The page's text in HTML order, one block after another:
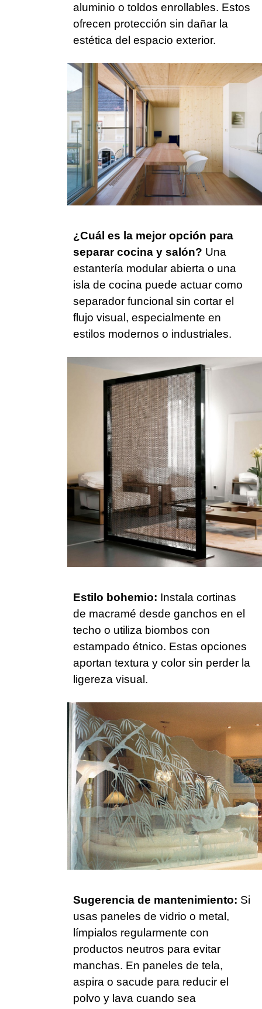
aluminio o toldos enrollables. Estos
ofrecen protección sin dañar la
estética del espacio exterior.
¿Cuál es la mejor opción para
separar cocina y salón? Una
estantería modular abierta o una
isla de cocina puede actuar como
separador funcional sin cortar el
flujo visual, especialmente en
estilos modernos o industriales.
Estilo bohemio: Instala cortinas
de macramé desde ganchos en el
techo o utiliza biombos con
estampado étnico. Estas opciones
aportan textura y color sin perder la
ligereza visual.
Sugerencia de mantenimiento: Si
usas paneles de vidrio o metal,
límpialos regularmente con
productos neutros para evitar
manchas. En paneles de tela,
aspira o sacude para reducir el
polvo y lava cuando sea